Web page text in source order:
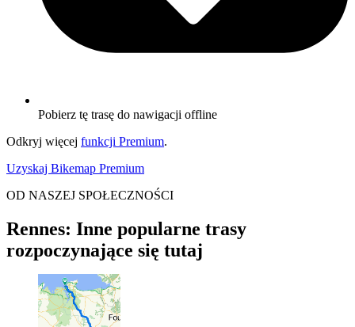
Pobierz tę trasę do nawigacji offline
Odkryj więcej funkcji Premium.
Uzyskaj Bikemap Premium
OD NASZEJ SPOŁECZNOŚCI
Rennes: Inne popularne trasy
rozpoczynające się tutaj